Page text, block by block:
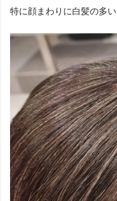
特に顔まわりに白髪の多い